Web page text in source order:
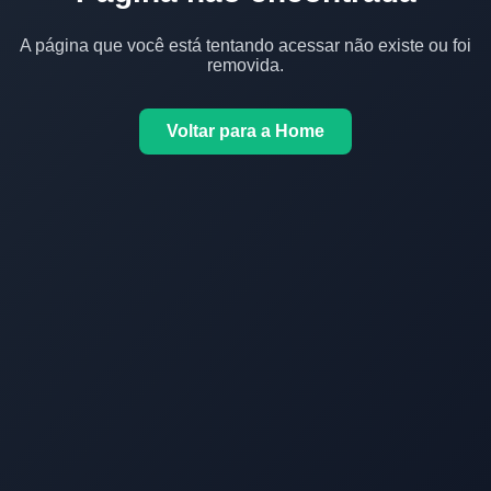
A página que você está tentando acessar não existe ou foi
removida.
Voltar para a Home